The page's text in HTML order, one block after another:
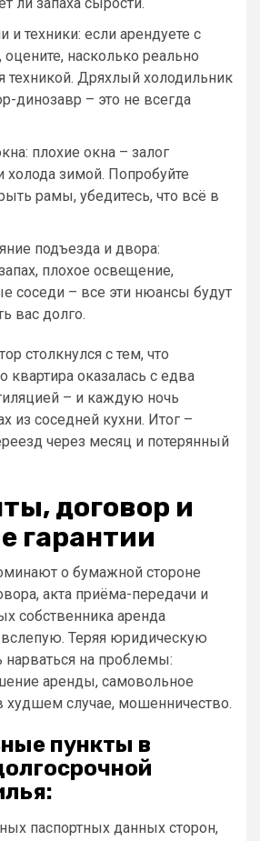
и техники: если арендуете с
оцените, насколько реально
техникой. Дряхлый холодильник
динозавр – это не всегда
плохие окна – залог
холода зимой. Попробуйте
рамы, убедитесь, что всё в
подъезда и двора:
плохое освещение,
соседи – все эти нюансы будут
вас долго.
столкнулся с тем, что
квартира оказалась с едва
– и каждую ночь
из соседней кухни. Итог –
через месяц и потерянный
договор и
гарантии
о бумажной стороне
акта приёма-передачи и
собственника аренда
вслепую. Теряя юридическую
на проблемы:
аренды, самовольное
худшем случае, мошенничество.
пункты в
паспортных данных сторон,